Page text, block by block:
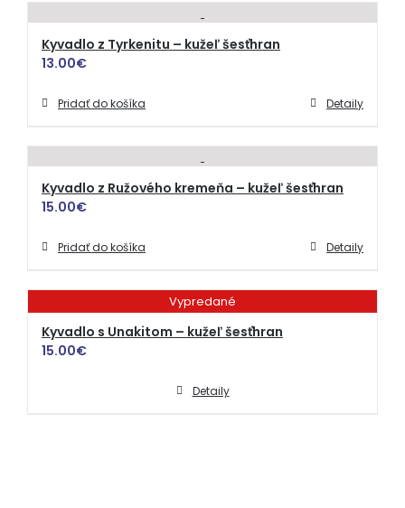
Kyvadlo z Tyrkenitu – kužeľ šesťhran
13.00€
Pridať do košíka Detaily
Kyvadlo z Ružového kremeňa – kužeľ šesťhran
15.00€
Pridať do košíka Detaily
Vypredané
Kyvadlo s Unakitom – kužeľ šesťhran
15.00€
Detaily